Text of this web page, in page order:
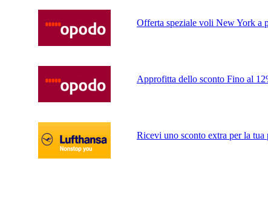
Offerta speziale voli New York a
Approfitta dello sconto Fino al
Ricevi uno sconto extra per la